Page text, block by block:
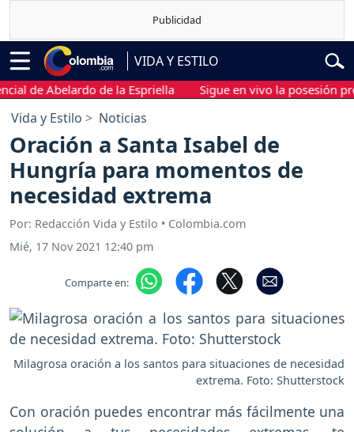
VIDA Y ESTILO
Abelardo de la Espriella Sigue en vivo la posesión
Vida y Estilo Noticias
Oración a Santa Isabel de
Hungría para momentos de
necesidad extrema
Por: Redacción Vida y Estilo • Colombia.com
Mié, 17 Nov 2021 12:40 pm
Comparte en:
Milagrosa oración a los santos para situaciones de necesidad
extrema. Foto: Shutterstock
Con oración puedes encontrar más fácilmente una